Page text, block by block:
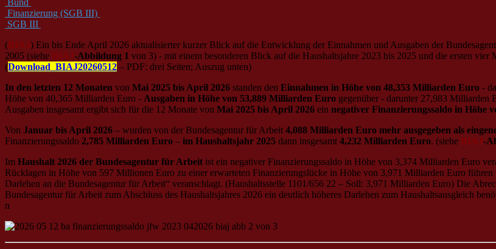
Finanzierung (SGB III)
SGB III
(BIAJ) Ein bis Ende April 2026 aktualisierter kurzer Blick auf die Entwicklung der Einnahmen und Ausgaben der
2005 (siehe BIAJ-Abbildung 1 von 3) - mit einem besonderen Blick auf die Haushaltsjahre 2023 bis 2025 und die ersten vier
(Download_BIAJ20260512 – PDF: drei Seiten; Auszug unten)
In den letzten 12 Monaten von Mai 2025 bis April 2026 standen den Einnahmen in Höhe von 48,353 Milliarden Euro -
Höhe von 40,365 Milliarden Euro - Ausgaben in Höhe von 53,889 Milliarden Euro gegenüber - darunter 27,983 Milliarden
Ausgaben insgesamt ergibt sich für die 12 Monate von Mai 2025 bis April 2026 ein negativer Finanzierungssaldo in Höhe
Von Januar bis April 2026 – wurden von der Bundesagentur für Arbeit 4,088 Milliarden Euro mehr ausgegeben als
Finanzierungssaldo 2,785 Milliarden Euro – im Haushaltsjahr 2025 dann insgesamt 4,232 Milliarden Euro. (siehe BIAJ-
Im Haushalt 2026 der Bundesagentur für Arbeit ist ein negativer Finanzierungssaldo in Höhe von 3,374 Milliarden Euro
Rücklagen in Höhe von 597 Millionen Euro zu einer erwarteten Finanzierungslücke in Höhe von 3,971 Milliarden Euro führen
Darlehen an die Bundesagentur für Arbeit“ veranschlagt. (Haushaltsstelle 1101/656 22 – Soll: 3,971 Milliarden Euro) Die
Bundesagentur für Arbeit zum Abschluss des Haushaltsjahres 2026 ein deutlich höheres Darlehen zum Haushaltsausgleich
n